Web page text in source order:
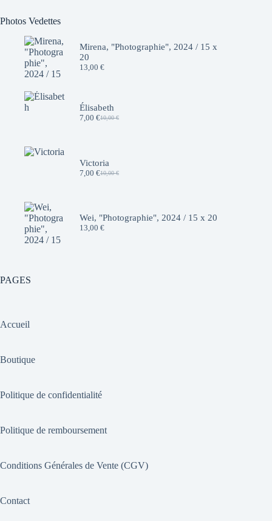
Photos Vedettes
Mirena, "Photographie", 2024 / 15 x
20
13,00 €
Élisabeth
10,00€
Le
10,00 €.
7,00 €Le
7,00 €.
Victoria
10,00€
Le
10,00 €.
7,00 €Le
7,00 €.
Wei, "Photographie", 2024 / 15 x 20
13,00 €
PAGES
Accueil
Boutique
Politique de confidentialité
Politique de remboursement
Conditions Générales de Vente (CGV)
Contact